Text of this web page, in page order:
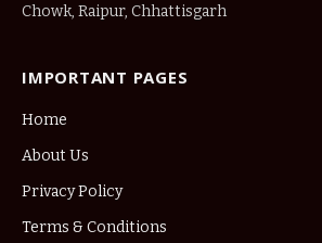
Chowk, Raipur, Chhattisgarh
IMPORTANT PAGES
Home
About Us
Privacy Policy
Terms & Conditions